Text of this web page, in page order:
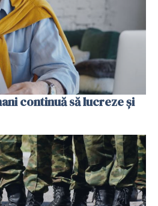
continuă să lucreze și